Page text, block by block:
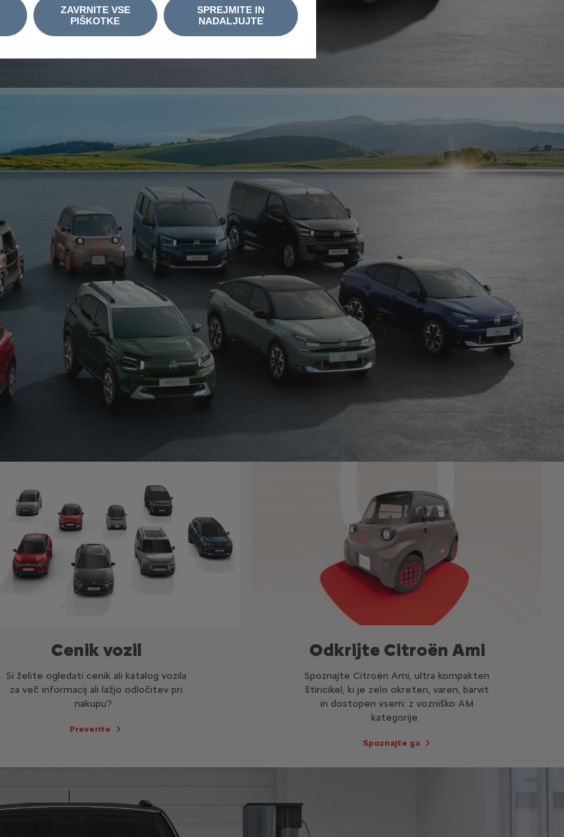
Cenik vozil
Si želite ogledati cenik ali katalog vozila
za več informacij ali lažjo odločitev pri
nakupu?
Preverite
Odkrijte Citroën Ami
Spoznajte Citroën Ami, ultra kompakten
štiricikel, ki je zelo okreten, varen, barvit
in dostopen vsem: z vozniško AM
kategorije.
Spoznajte ga
SPREJMITE IN
NADALJUJTE
ZAVRNITE VSE
PIŠKOTKE